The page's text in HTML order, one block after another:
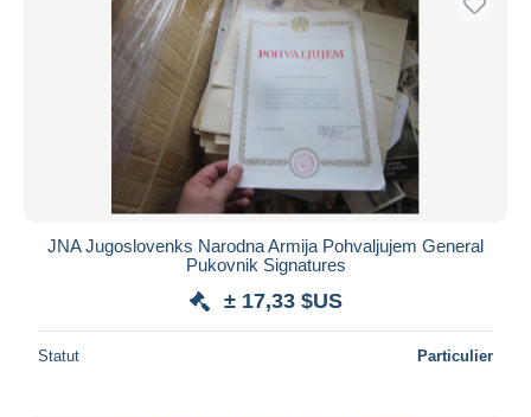
JNA Jugoslovenks Narodna Armija Pohvaljujem General
Pukovnik Signatures
± 17,33 $US
Statut Particulier